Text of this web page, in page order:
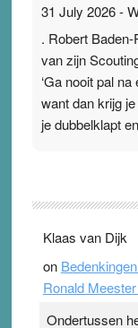
31 July 2026-
. Robert
van zijn
‘Ga nooit pal
want dan krijg
je dubbelklapt
topsporters. Ze
terwijl ze meer
pleister geen
Klaas van Dijk
on
Ronald
Ondertussen